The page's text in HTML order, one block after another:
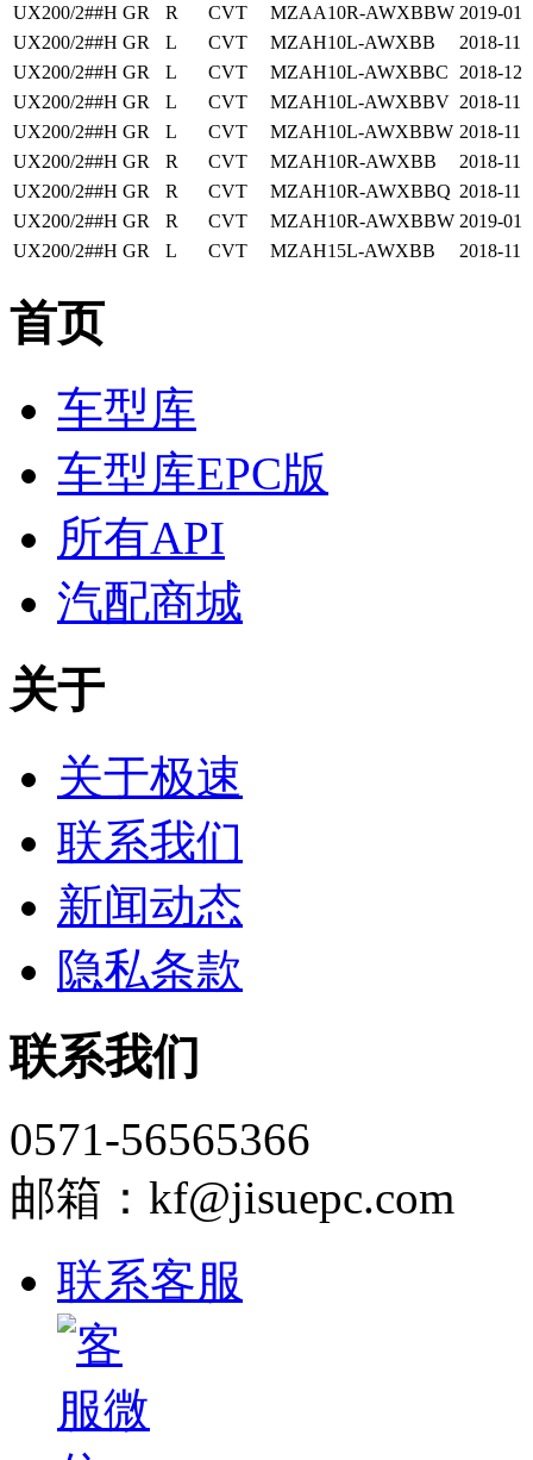
UX200/2##H GR R CVT MZAA10R-AWXBBW 2019-01
UX200/2##H GR L CVT MZAH10L-AWXBB
2018-11
UX200/2##H GR L CVT MZAH10L-AWXBBC
2018-12
UX200/2##H GR L CVT MZAH10L-AWXBBV 2018-11
UX200/2##H GR L CVT MZAH10L-AWXBBW 2018-11
UX200/2##H GR R CVT MZAH10R-AWXBB
2018-11
UX200/2##H GR R CVT MZAH10R-AWXBBQ 2018-11
UX200/2##H GR R CVT MZAH10R-AWXBBW 2019-01
UX200/2##H GR L CVT MZAH15L-AWXBB 2018-11
首页
车型库
车型库EPC版
所有API
汽配商城
关于
关于极速
联系我们
新闻动态
隐私条款
联系我们
0571-56565366
邮箱：kf@jisuepc.com
联系客服